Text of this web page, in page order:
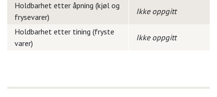
Holdbarhet etter åpning (kjøl og
frysevarer)
Ikke oppgitt
Holdbarhet etter tining (fryste
varer)
Ikke oppgitt